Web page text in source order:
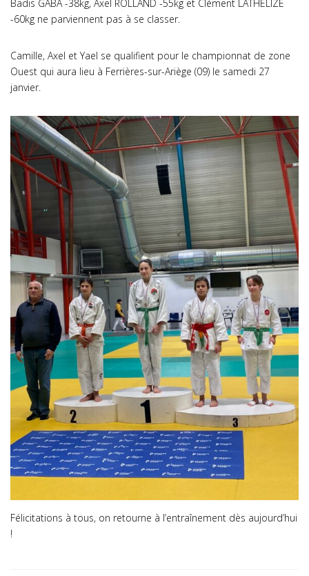
Badis GABA -38kg, Axel ROLLAND -55kg et Clément LATHELIZE
-60kg ne parviennent pas à se classer.
Camille, Axel et Yael se qualifient pour le championnat de zone
Ouest qui aura lieu à Ferrières-sur-Ariège (09) le samedi 27
janvier.
Félicitations à tous, on retourne à l’entraînement dès aujourd’hui
!